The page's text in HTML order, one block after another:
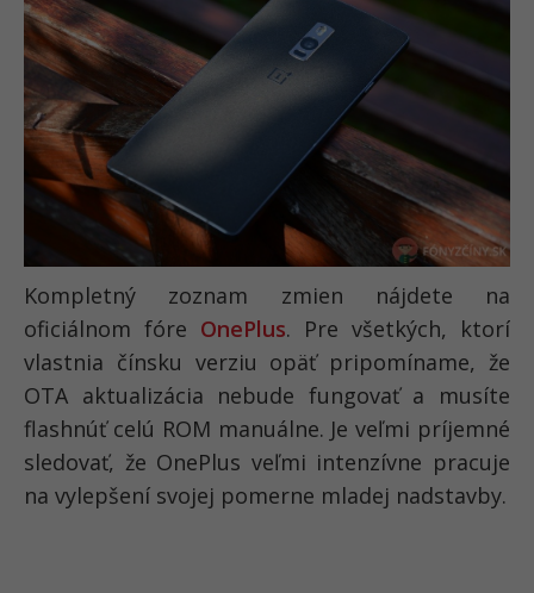
Kompletný zoznam zmien nájdete na
oficiálnom fóre OnePlus. Pre všetkých, ktorí
vlastnia čínsku verziu opäť pripomíname, že
OTA aktualizácia nebude fungovať a musíte
flashnúť celú ROM manuálne. Je veľmi príjemné
sledovať, že OnePlus veľmi intenzívne pracuje
na vylepšení svojej pomerne mladej nadstavby.